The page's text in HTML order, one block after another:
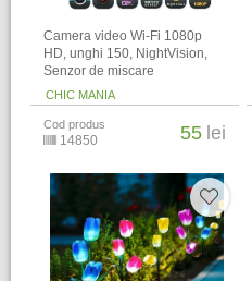
Camera video Wi-Fi 1080p
HD, unghi 150, NightVision,
Senzor de miscare
CHIC MANIA
Cod produs
14850 55 lei